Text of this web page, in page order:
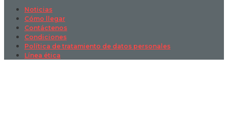
Noticias
Cómo llegar
Contáctenos
Condiciones
Política de tratamiento de datos personales
Línea ética